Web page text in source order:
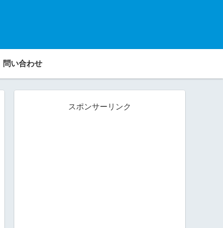
問い合わせ
スポンサーリンク